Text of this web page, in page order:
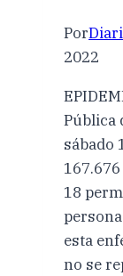
Por
2022
Pública
sábado
18
esta
no se